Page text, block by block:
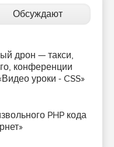
Обсуждают
дрон — такси,
конференции
уроки - CSS»
PHP кода